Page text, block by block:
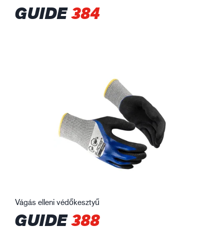
GUIDE384
Vágás elleni védőkesztyű
GUIDE388